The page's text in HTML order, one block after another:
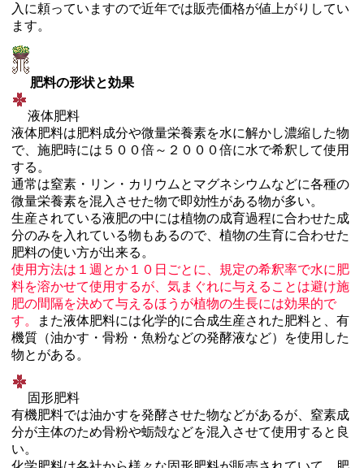
入に頼っていますので近年では販売価格が値上がりしてい
ます。
肥料の形状と効果
液体肥料
液体肥料は肥料成分や微量栄養素を水に解かし濃縮した物
で、施肥時には５００倍～２０００倍に水で希釈して使用
する。
通常は窒素・リン・カリウムとマグネシウムなどに各種の
微量栄養素を混入させた物で即効性がある物が多い。
生産されている液肥の中には植物の成育過程に合わせた成
分のみを入れている物もあるので、植物の生育に合わせた
肥料の使い方が出来る。
使用方法は１週とか１０日ごとに、規定の希釈率で水に肥
料を溶かせて使用するが、気まぐれに与えることは避け施
肥の間隔を決めて与えるほうが植物の生長には効果的で
す。
また液体肥料には化学的に合成生産された肥料と、有
機質（油かす・骨粉・魚粉などの発酵液など）を使用した
物とがある。
固形肥料
有機肥料では油かすを発酵させた物などがあるが、窒素成
分が主体のため骨粉や蛎殻などを混入させて使用すると良
い。